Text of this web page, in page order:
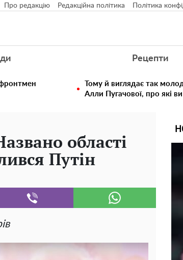
Про редакцію Редакційна політика Політика
Рецепти
Тому й виглядає так
Алли Пугачової, про які
області
Путін